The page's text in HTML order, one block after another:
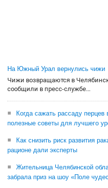
На Южный Урал вернулись чижи
Чижи возвращаются в
сообщили в пресс-службе...
Когда сажать рассаду
полезные советы для лучшего
Как снизить риск развития
рационе дали эксперты
Жительница Челябинской
забрала приз на шоу «Поле